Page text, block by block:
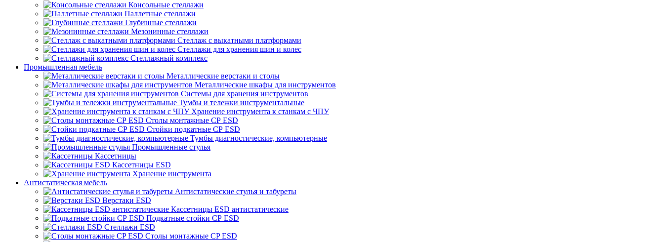
Консольные стеллажи
Паллетные стеллажи
Глубинные стеллажи
Мезонинные стеллажи
Стеллаж с выкатными платформами
Стеллажи для хранения шин и колес
Стеллажный комплекс
Промышленная мебель
Металлические верстаки и столы
Металлические шкафы для инструментов
Системы для хранения инструментов
Тумбы и тележки инструментальные
Хранение инструмента к станкам с ЧПУ
Столы монтажные СР ESD
Стойки подкатные СР ESD
Тумбы диагностические, компьютерные
Промышленные стулья
Кассетницы
Кассетницы ESD
Хранение инструмента
Антистатическая мебель
Антистатические стулья и табуреты
Верстаки ESD
Кассетницы ESD антистатические
Подкатные стойки СР ESD
Стеллажи ESD
Столы монтажные CP ESD